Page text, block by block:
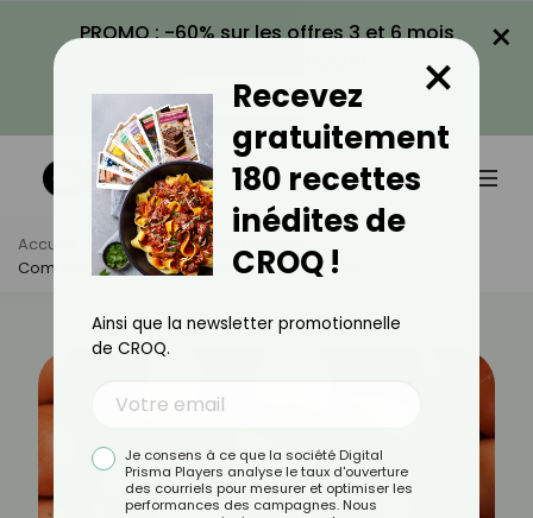
PROMO : -60% sur les offres 3 et 6 mois
VOIR LA PROMO
×
Accueil Actus
Astuces Culinaires
Comment Prolonger La Fraîcheur De Ses Œufs ?
Recevez
gratuitement
180 recettes
inédites de
CROQ !
×
Ainsi que la newsletter promotionnelle
de CROQ.
Je consens à ce que la société Digital
Prisma Players analyse le taux d'ouverture
des courriels pour mesurer et optimiser les
performances des campagnes. Nous